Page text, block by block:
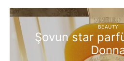
BEAUTY
Şovun star